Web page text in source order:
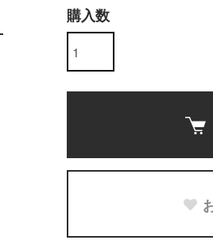
購入数